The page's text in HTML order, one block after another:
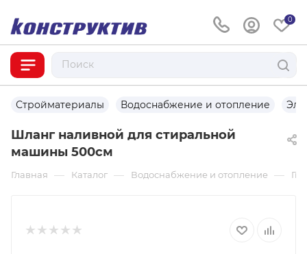
0
Стройматериалы Водоснабжение и отопление
Шланг наливной для стиральной
машины 500см
Главная — Каталог — Водоснабжение и отопление —